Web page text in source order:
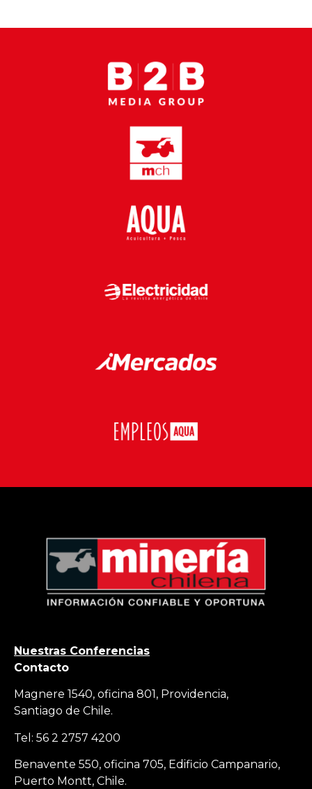
Nuestras Conferencias
Contacto
Magnere 1540, oficina 801, Providencia,
Santiago de Chile.
Tel: 56 2 2757 4200
Benavente 550, oficina 705, Edificio Campanario,
Puerto Montt, Chile.